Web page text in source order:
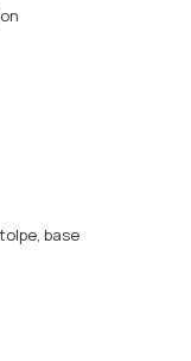
base